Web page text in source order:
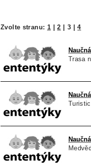
Zvolte stranu: 1 |2 3 |4
Trasa